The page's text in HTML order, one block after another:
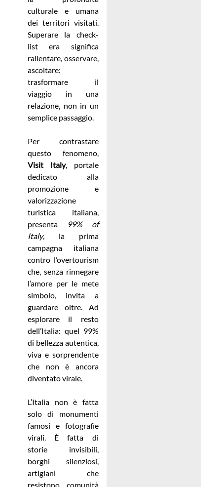
culturale e umana
dei territori visitati.
Superare la check-
list era significa
rallentare, osservare,
ascoltare:
trasformare il
viaggio in una
relazione, non in un
semplice passaggio.
Per contrastare
questo fenomeno,
Visit Italy, portale
dedicato alla
promozione e
valorizzazione
turistica italiana,
presenta
99% of
Italy, la prima
campagna italiana
contro l’overtourism
che, senza rinnegare
l’amore per le mete
simbolo, invita a
guardare oltre. Ad
esplorare il resto
dell’Italia: quel 99%
di bellezza autentica,
viva e sorprendente
che non è ancora
diventato virale.
L’Italia non è fatta
solo di monumenti
famosi e fotografie
virali. È fatta di
storie invisibili,
borghi silenziosi,
artigiani che
resistono, comunità